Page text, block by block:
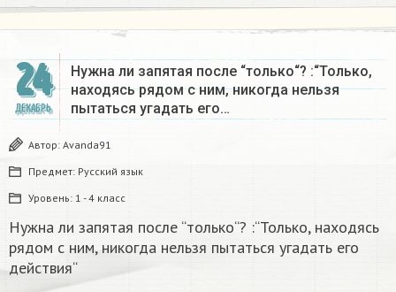
24
ДЕКАБРЬ
Нужна ли запятая после “только“? :“Только,
находясь рядом с ним, никогда нельзя
пытаться угадать его…
Автор: Avanda91
Предмет: Русский язык
Уровень: 1 - 4 класс
Нужна ли запятая после “только“? :“Только, находясь
рядом с ним, никогда нельзя пытаться угадать его
действия“